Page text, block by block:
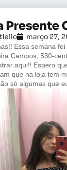
Presente
março 27,
Essa semana foi
Campos, 530-
aqui!! Espero
que na loja tem
só algumas que